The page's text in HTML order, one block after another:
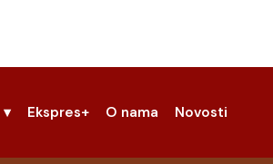
▾ Ekspres+ O nama Novosti